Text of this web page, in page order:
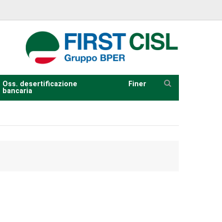
Oss. desertificazione
bancaria
Finer